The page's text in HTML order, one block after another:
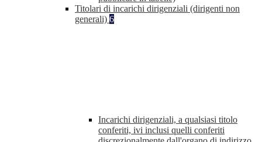
Titolari di incarichi dirigenziali (dirigenti non
generali) 6
Incarichi dirigenziali, a qualsiasi titolo
conferiti, ivi inclusi quelli conferiti